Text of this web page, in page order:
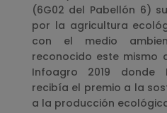
(6G02 del Pabellón 6)
por la agricultura
con el medio
reconocido este mismo
Infoagro 2019 donde
recibía el premio a la
a la producción